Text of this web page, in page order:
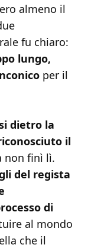
almeno il
fu chiaro:
lungo,
per il
dietro la
il
non finì lì.
del regista
di
al mondo
che il